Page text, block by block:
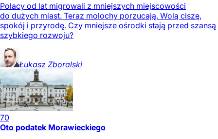
Polacy od lat migrowali z mniejszych miejscowości
do dużych miast. Teraz molochy porzucają. Wolą ciszę,
spokój i przyrodę. Czy mniejsze ośrodki stają przed szansą
szybkiego rozwoju?
Łukasz Zboralski
70
Oto podatek Morawieckiego